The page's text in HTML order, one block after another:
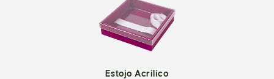
Estojo Acrilico